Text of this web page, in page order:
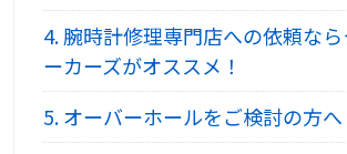
4.腕時計修理専門店への依頼なら
ーカーズがオススメ！
5.オーバーホールをご検討の方へ